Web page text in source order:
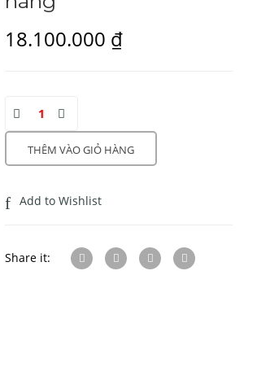
18.100.000 ₫
THÊM VÀO GIỎ HÀNG
Add to Wishlist
Share it: